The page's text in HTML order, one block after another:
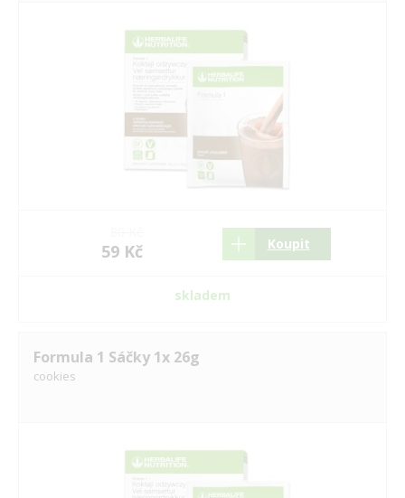
59 Kč Koupit
skladem
Formula 1 Sáčky 1x 26g
cookies